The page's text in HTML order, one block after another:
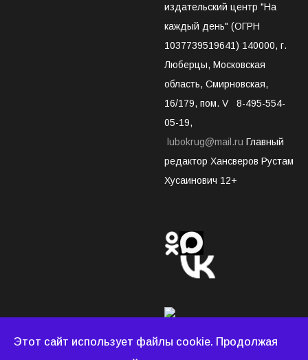
издательский центр "На
каждый день" (ОГРН
1037739519641) 140000, г.
Люберцы, Московская
область, Смирновская,
16/179, пом. V 8-495-554-
05-19,
lubokrug@mail.ru Главный
редактор Хансверов Рустам
Хусаинович 12+
Этот сайт использует файлы cookie. Продолжая